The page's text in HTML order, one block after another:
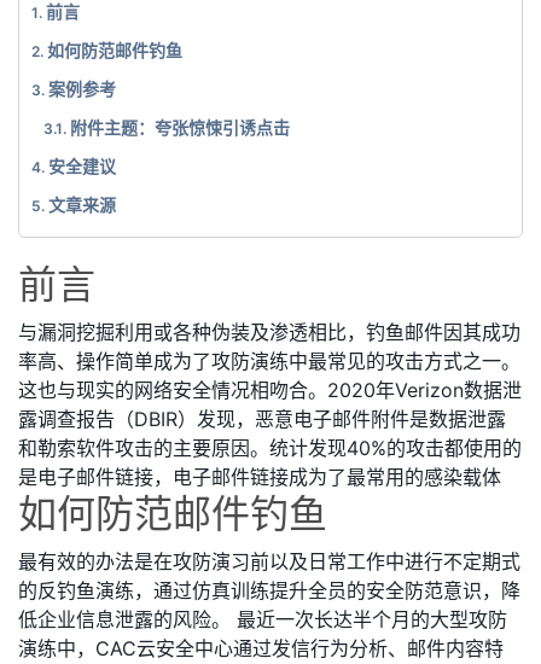
前言
如何防范邮件钓鱼
案例参考
附件主题：夸张惊悚引诱点击
安全建议
文章来源
前言
与漏洞挖掘利用或各种伪装及渗透相比，钓鱼邮件因其成功
率高、操作简单成为了攻防演练中最常见的攻击方式之一。
这也与现实的网络安全情况相吻合。2020年Verizon数据泄
露调查报告（DBIR）发现，恶意电子邮件附件是数据泄露
和勒索软件攻击的主要原因。统计发现40%的攻击都使用的
是电子邮件链接，电子邮件链接成为了最常用的感染载体
如何防范邮件钓鱼
最有效的办法是在攻防演习前以及日常工作中进行不定期式
的反钓鱼演练，通过仿真训练提升全员的安全防范意识，降
低企业信息泄露的风险。 最近一次长达半个月的大型攻防
演练中，CAC云安全中心通过发信行为分析、邮件内容特